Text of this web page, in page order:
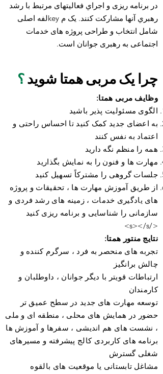
در برنامه ريزی و اجراي فعاليتهای مرتبط با رشد
رهبري آنها مشاركت كنند. یک م keyلفه اصلی
شامل انتخاب و طراحی پروژه های خدمات
اجتماعی به رهبری جوانان است.
چرا یک مربی همتا شوید؟
وظایف مربی همتا:
الگوی مسئولیت پذیر باشید
به اعضای جدید کمک کنید تا احساس راحتی و
اعتماد به نفس کنند
همه را منظم نگه دارید
مهارت ها و فنون را به نمایش بگذارید
جلسات گروهی را مشترکاً تسهیل کنید
از طریق آموزش مهارت ها ، تحقیقات و پروژه
های یادگیری خدمات ، زمینه های رشد فردی و
سازمانی را شناسایی و برنامه ریزی کنید
</s></s>
نتایج منتور همتا:
تجربه های منحصر به فرد ، سرگرم کننده و
چالش برانگیز
ارتباطات قویتر با دیگر جوانان ، داوطلبان و
کارمندان
توسعه مهارت های جدید در سطح عمیق تر
حضور در همایش های محلی ، منطقه ای و ملی
، نشست های هم اندیشی ، سفرها و آموزش ها
برنامه های کاربردی کالج پیشرفته و مسیرهای
شغلی گسترش
مشاغل تابستانی یا موقعیت های بالقوه